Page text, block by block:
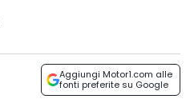
Aggiungi Motor1.com alle
fonti preferite su Google